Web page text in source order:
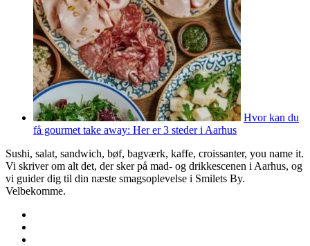
Hvor kan du
få gourmet take away: Her er 3 steder i Aarhus
Sushi, salat, sandwich, bøf, bagværk, kaffe, croissanter, you name it.
Vi skriver om alt det, der sker på mad- og drikkescenen i Aarhus, og
vi guider dig til din næste smagsoplevelse i Smilets By.
Velbekomme.